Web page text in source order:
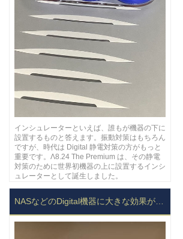
インシュレーターといえば、誰もが機器の下に
設置するものと答えます。振動対策はもちろん
ですが、時代は Digital 静電対策の方がもっと
重要です。Λ8.24 The Premium は、その静電
対策のために世界初機器の上に設置するインシ
ュレーターとして誕生しました。